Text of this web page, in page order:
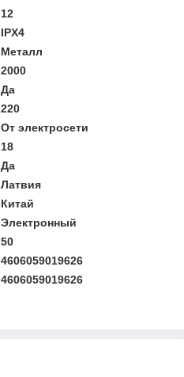
12
IPX4
Металл
2000
Да
220
От электросети
18
Да
Латвия
Китай
Электронный
50
4606059019626
4606059019626